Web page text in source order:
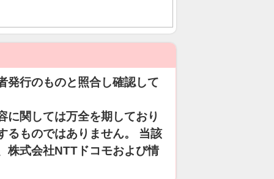
発行のものと照合し確認して
に関しては万全を期しており
るものではありません。 当該
株式会社NTTドコモおよび情